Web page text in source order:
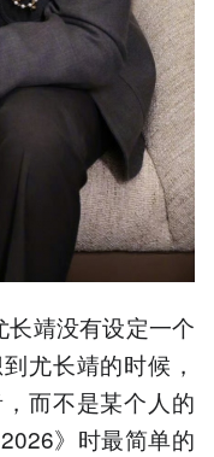
长靖没有设定一个
尤长靖的时候，
而不是某个人的
》时最简单的